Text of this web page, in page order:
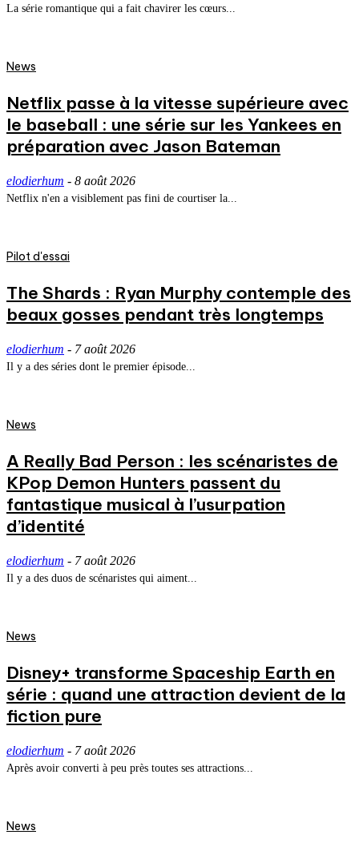
La série romantique qui a fait chavirer les cœurs...
News
Netflix passe à la vitesse supérieure avec
le baseball : une série sur les Yankees en
préparation avec Jason Bateman
elodierhum - 8 août 2026
Netflix n'en a visiblement pas fini de courtiser la...
Pilot d'essai
The Shards : Ryan Murphy contemple des
beaux gosses pendant très longtemps
elodierhum - 7 août 2026
Il y a des séries dont le premier épisode...
News
A Really Bad Person : les scénaristes de
KPop Demon Hunters passent du
fantastique musical à l’usurpation
d’identité
elodierhum - 7 août 2026
Il y a des duos de scénaristes qui aiment...
News
Disney+ transforme Spaceship Earth en
série : quand une attraction devient de la
fiction pure
elodierhum - 7 août 2026
Après avoir converti à peu près toutes ses attractions...
News